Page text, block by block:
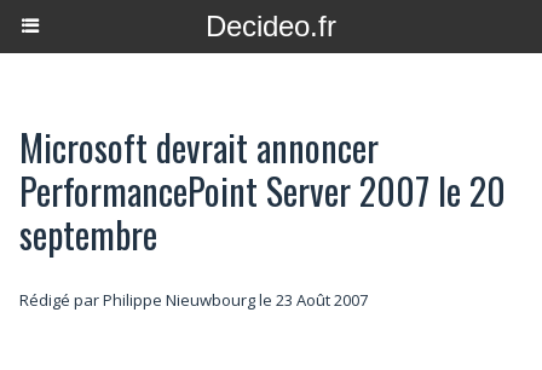
Decideo.fr
Microsoft devrait annoncer
PerformancePoint Server 2007 le 20
septembre
Rédigé parPhilippe Nieuwbourgle 23 Août 2007